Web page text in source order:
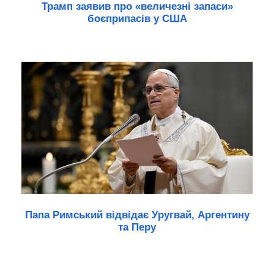
Трамп заявив про «величезні запаси»
боєприпасів у США
Папа Римський відвідає Уругвай, Аргентину
та Перу